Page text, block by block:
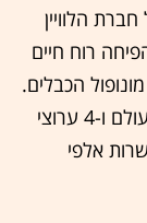
הלוויין
רוח חיים
הכבלים.
בבת-אחת קיבל הציבור סדרות שלא ראה מעולם ו-4 ערוצי
אלפי